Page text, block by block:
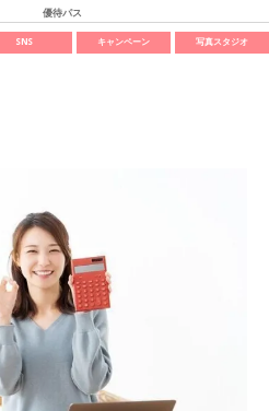
優待パス
SNS キャンペーン 写真スタジオ